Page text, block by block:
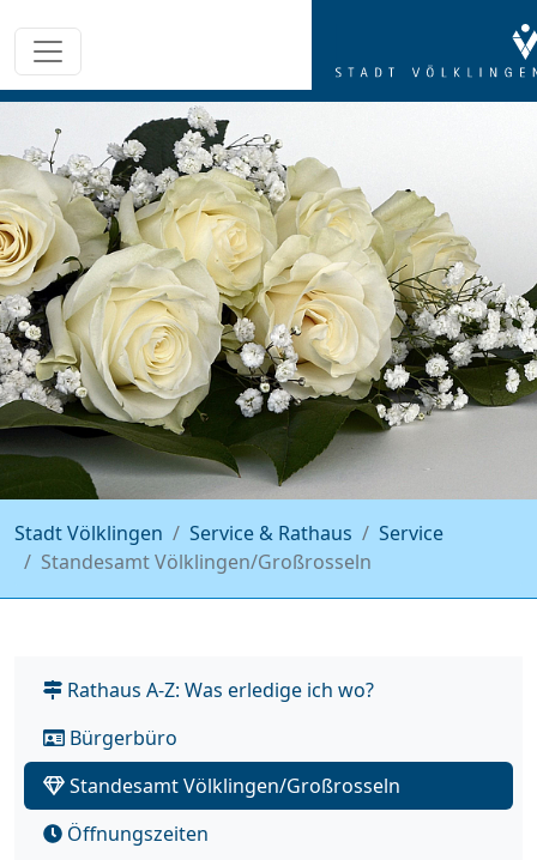
Stadt Völklingen Service & Rathaus
Service
Standesamt Völklingen/Großrosseln
Rathaus A-Z: Was erledige ich wo?
Bürgerbüro
Standesamt Völklingen/Großrosseln
Öffnungszeiten